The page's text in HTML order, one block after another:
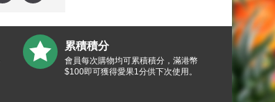
累積積分
會員每次購物均可累積積分，滿港幣
$100即可獲得愛果1分供下次使用。